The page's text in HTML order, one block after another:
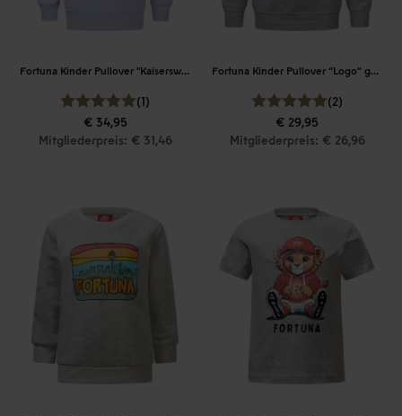
Fortuna Kinder Pullover "Kaiserswerth"
(1)
€ 34,95
Mitgliederpreis: € 31,46
Fortuna Kinder Pullover “Logo” grau
(2)
€ 29,95
Mitgliederpreis: € 26,96